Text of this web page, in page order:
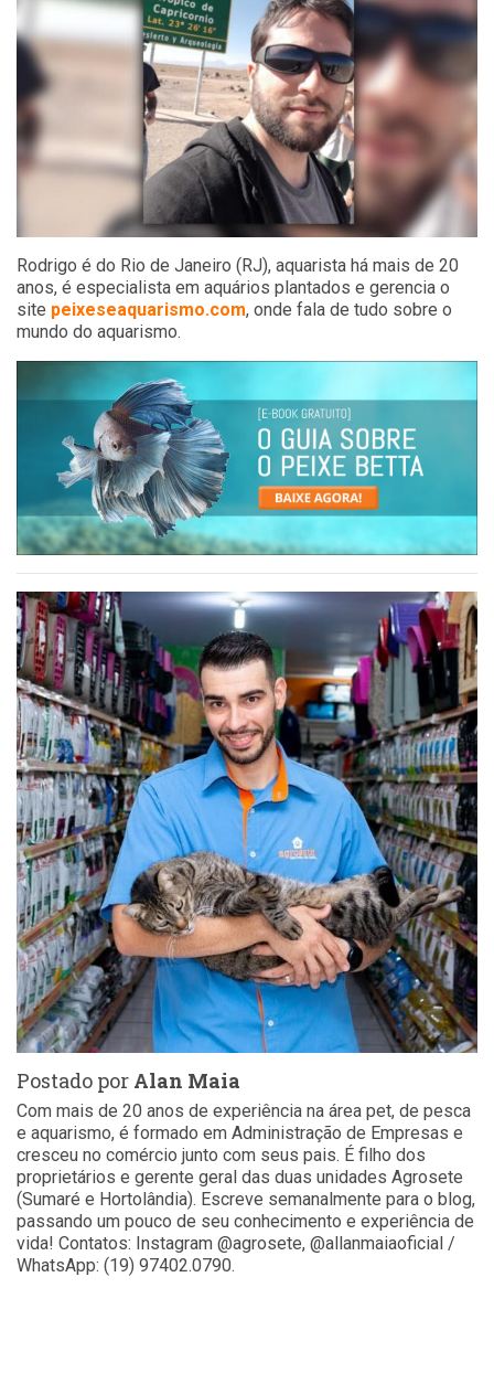
Rodrigo é do Rio de Janeiro (RJ), aquarista há mais de 20
anos, é especialista em aquários plantados e gerencia o
site peixeseaquarismo.com, onde fala de tudo sobre o
mundo do aquarismo.
Postado por Alan Maia
Com mais de 20 anos de experiência na área pet, de pesca
e aquarismo, é formado em Administração de Empresas e
cresceu no comércio junto com seus pais. É filho dos
proprietários e gerente geral das duas unidades Agrosete
(Sumaré e Hortolândia). Escreve semanalmente para o blog,
passando um pouco de seu conhecimento e experiência de
vida! Contatos: Instagram @agrosete, @allanmaiaoficial /
WhatsApp: (19) 97402.0790.